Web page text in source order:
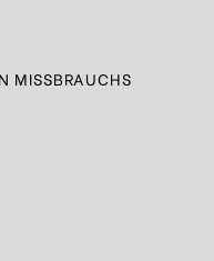
MISSBRAUCHS